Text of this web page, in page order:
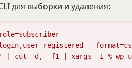
для выборки и удаления:
--
--
| cut -d, -f1 | xargs -I % wp